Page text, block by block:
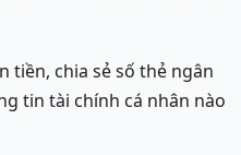
tiền, chia sẻ số thẻ ngân
tin tài chính cá nhân nào